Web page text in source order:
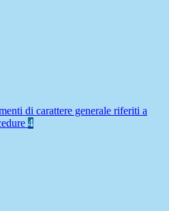
di carattere generale riferiti a
4